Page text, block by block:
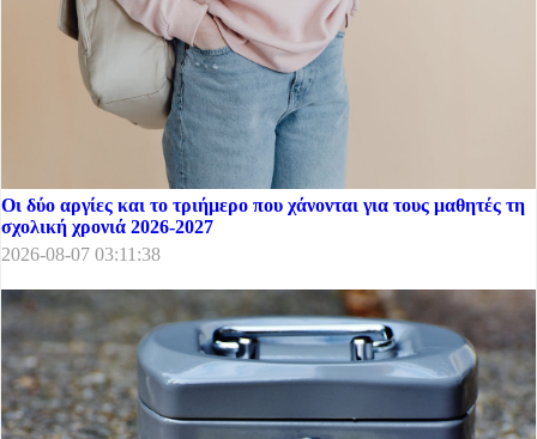
Οι δύο αργίες και το τριήμερο που χάνονται για τους μαθητές τη
σχολική χρονιά 2026-2027
2026-08-07 03:11:38